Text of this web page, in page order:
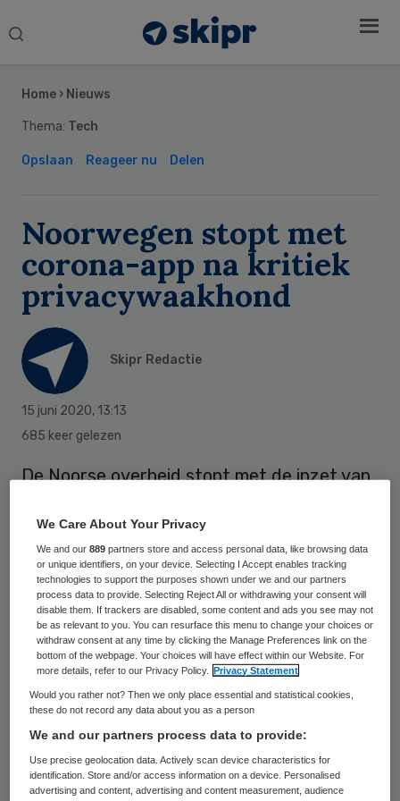
Search
Home › Nieuws
Thema: Tech
Opslaan Reageer nu Delen
Noorwegen stopt met
corona-app na kritiek
privacywaakhond
Skipr Redactie
15 juni 2020, 13:13
685 keer gelezen
De Noorse overheid stopt met de inzet van
nog toe met de app zijn verzameld. Het
Noorse Instituut voor de Volksgezondheid
maakte maandag bekend dat het die
beslissing neemt naar aanleiding van kritiek
van ’s lands privacywaakhond.
De Noorse evenknie van de Autoriteit
Persoonsgegevens vindt dat het nut van
het verzamelen van privacygevoelige
gegevens voor het volgsysteem niet meer
Sidebar
We Care About Your Privacy
We and our889 partners store and access personal data, like browsing data
or unique identifiers, on your device. Selecting I Accept enables tracking
technologies to support the purposes shown under we and our partners
process data to provide. Selecting Reject All or withdrawing your consent will
disable them. If trackers are disabled, some content and ads you see may not
be as relevant to you. You can resurface this menu to change your choices or
withdraw consent at any time by clicking the Manage Preferences link on the
bottom of the webpage. Your choices will have effect within our Website. For
more details, refer to our Privacy Policy.
Privacy Statement
Would you rather not? Then we only place essential and statistical cookies,
these do not record any data about you as a person
We and our partners process data to provide:
Use precise geolocation data. Actively scan device characteristics for
identification. Store and/or access information on a device. Personalised
advertising and content, advertising and content measurement, audience